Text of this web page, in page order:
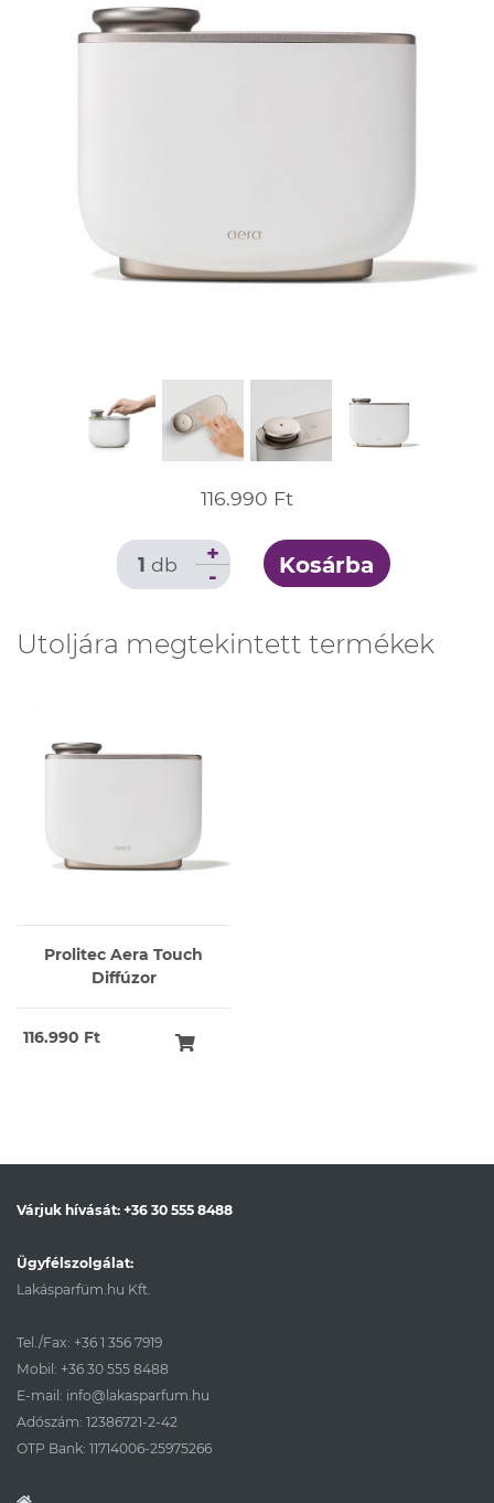
116.990 Ft
1 db -
+ Kosárba
Utoljára megtekintett termékek
Prolitec Aera Touch
Diffúzor
116.990 Ft
Várjuk hívását: +36 30 555 8488
Ügyfélszolgálat:
Lakásparfüm.hu Kft.
Tel./Fax: +36 1 356 7919
Mobil: +36 30 555 8488
E-mail: info@lakasparfum.hu
Adószám: 12386721-2-42
OTP Bank: 11714006-25975266